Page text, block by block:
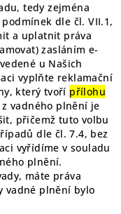
tedy zejména
podmínek dle čl.VII.1,
a uplatnit práva
zasláním e-
u Našich
vyplňte reklamační
který tvoří přílohu
vadného plnění je
přičemž tuto volbu
dle čl. 7.4, bez
vyřídíme v souladu
plnění.
máte práva
vadné plnění bylo